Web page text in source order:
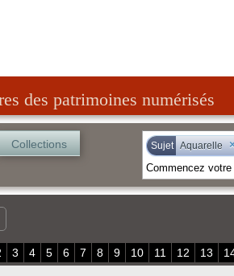
des patrimoines numérisés
Collections Sujet Aquarelle
3 4 5 6 7 8 9 10 11 12 13